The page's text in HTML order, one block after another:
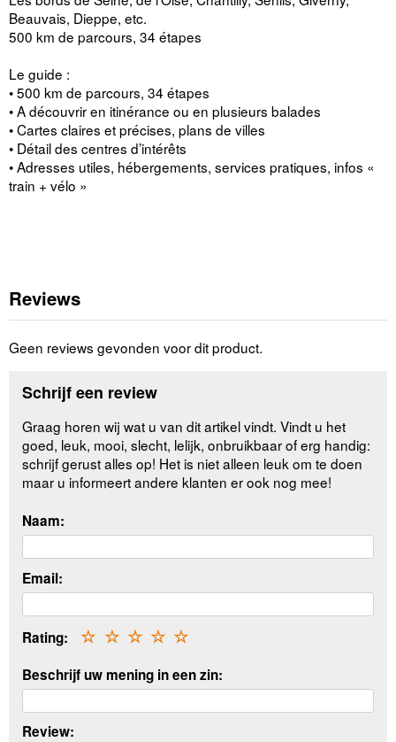
Beauvais, Dieppe, etc.
500 km de parcours, 34 étapes
Le guide :
• 500 km de parcours, 34 étapes
• A découvrir en itinérance ou en plusieurs balades
• Cartes claires et précises, plans de villes
• Détail des centres d’intérêts
• Adresses utiles, hébergements, services pratiques, infos «
train + vélo »
Reviews
Geen reviews gevonden voor dit product.
Schrijf een review
Graag horen wij wat u van dit artikel vindt. Vindt u het
goed, leuk, mooi, slecht, lelijk, onbruikbaar of erg handig:
schrijf gerust alles op! Het is niet alleen leuk om te doen
maar u informeert andere klanten er ook nog mee!
Naam:
Email:
Rating: ☆
☆
☆
☆
☆
Beschrijf uw mening in een zin:
Review: